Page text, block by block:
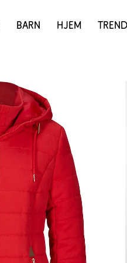
Barn Hjem